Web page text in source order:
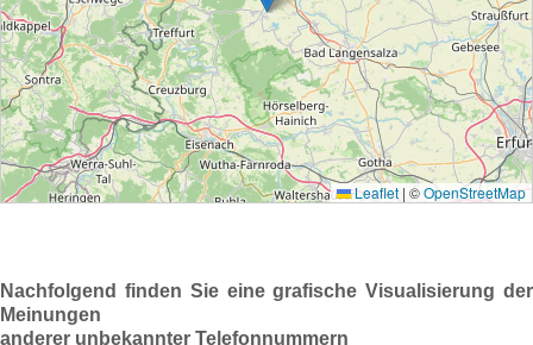
Nachfolgend finden Sie eine grafische Visualisierung der
Meinungen
anderer unbekannter Telefonnummern